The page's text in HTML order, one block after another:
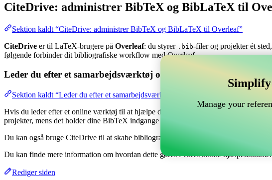
CiteDrive: administrer BibTeX og BibLaTeX til
Sektion kaldt “CiteDrive: administrer BibTeX og BibLaTeX til Overleaf”
CiteDrive er til LaTeX-brugere på Overleaf: du styrer .bib-filer og projekter ét
følgende forbinder dit bibliografiske workflow med Overleaf.
Leder du efter et samarbejdsværktøj online til at håndtere dine
Sektion kaldt “Leder du efter et samarbejdsværktøj online til at håndtere dine
Hvis du leder efter et online værktøj til at hjælpe dig med at håndtere dine
projekter, mens det holder dine BibTeX indgange opdateret i dit Overleaf projekt.
Du kan også bruge CiteDrive til at skabe bibliografier og citater i forskellige stile,
Du kan finde mere information om hvordan dette gøres i vores online
Rediger siden
Manage your